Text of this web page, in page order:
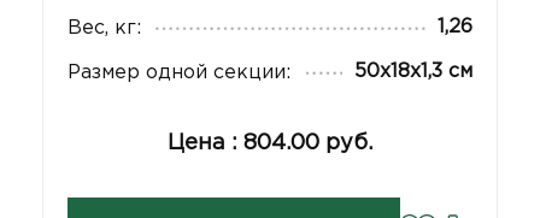
Вес, кг: 1,26
Размер одной секции: 50х18х1,3 см
Цена : 804.00 руб.